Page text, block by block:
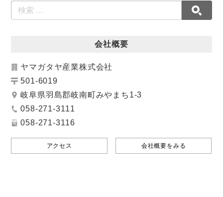
会社概要
ヤマガタヤ産業株式会社
501-6019
岐阜県羽島郡岐南町みやまち1-3
058-271-3111
058-271-3116
アクセス 会社概要をみる